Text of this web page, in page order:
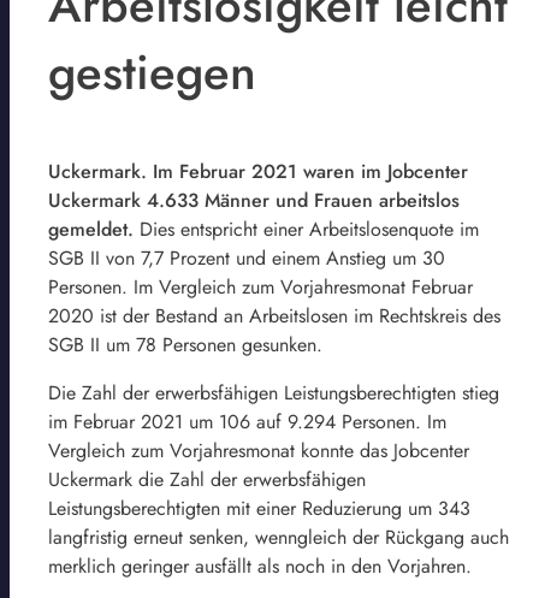
gestiegen
Uckermark. Im Februar 2021 waren im Jobcenter
Uckermark 4.633 Männer und Frauen arbeitslos
gemeldet. Dies entspricht einer Arbeitslosenquote im
SGB II von 7,7 Prozent und einem Anstieg um 30
Personen. Im Vergleich zum Vorjahresmonat Februar
2020 ist der Bestand an Arbeitslosen im Rechtskreis des
SGB II um 78 Personen gesunken.
Die Zahl der erwerbsfähigen Leistungsberechtigten stieg
im Februar 2021 um 106 auf 9.294 Personen. Im
Vergleich zum Vorjahresmonat konnte das Jobcenter
Uckermark die Zahl der erwerbsfähigen
Leistungsberechtigten mit einer Reduzierung um 343
langfristig erneut senken, wenngleich der Rückgang auch
merklich geringer ausfällt als noch in den Vorjahren.